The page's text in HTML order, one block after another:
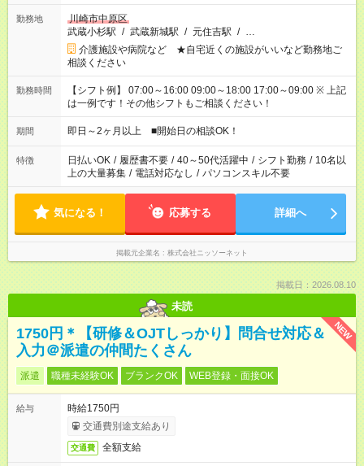
勤務地
川崎市中原区
武蔵小杉駅 / 武蔵新城駅 / 元住吉駅 / …
介護施設や病院など ★自宅近くの施設がいいなど勤務地ご
相談ください
勤務時間
【シフト例】 07:00～16:00 09:00～18:00 17:00～09:00 ※ 上記
は一例です！その他シフトもご相談ください！
期間 即日～2ヶ月以上 ■開始日の相談OK！
特徴 日払いOK / 履歴書不要 / 40～50代活躍中 / シフト勤務 / 10名以
上の大量募集 / 電話対応なし / パソコンスキル不要
気になる！ 応募する 詳細へ
掲載元企業名 株式会社ニッソーネット
掲載日：2026.08.10
未読
NEW
1750円＊【研修＆OJTしっかり】問合せ対応＆
入力＠派遣の仲間たくさん
派遣 職種未経験OK ブランクOK WEB登録・面接OK
給与
時給1750円
交通費別途支給あり
交通費 全額支給